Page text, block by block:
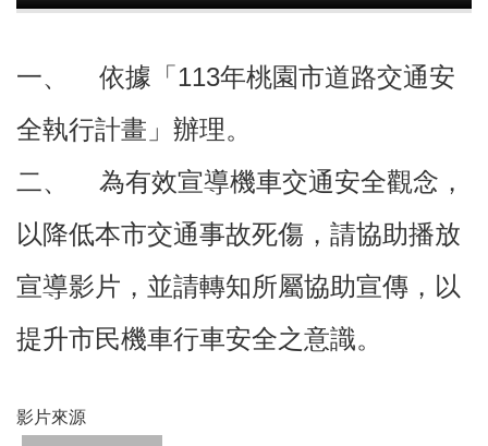
訊
關
訊
錄
相
資
回
首
頁
站
導
一、 依據「113年桃園市道路交通安
全執行計畫」辦理。
二、 為有效宣導機車交通安全觀念，
以降低本市交通事故死傷，請協助播放
宣導影片，並請轉知所屬協助宣傳，以
提升市民機車行車安全之意識。
影片來源